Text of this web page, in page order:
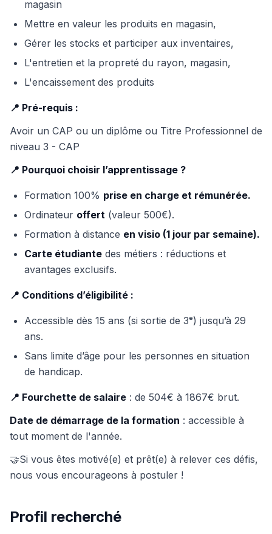
magasin
Mettre en valeur les produits en magasin,
Gérer les stocks et participer aux inventaires,
L'entretien et la propreté du rayon, magasin,
L'encaissement des produits
📍 Pré-requis :
Avoir un CAP ou un diplôme ou Titre Professionnel de
niveau 3 - CAP
📍 Pourquoi choisir l’apprentissage ?
Formation 100% prise en charge et rémunérée.
Ordinateur offert (valeur 500€).
Formation à distance en visio (1 jour par semaine).
Carte étudiante des métiers : réductions et
avantages exclusifs.
📍 Conditions d’éligibilité :
Accessible dès 15 ans (si sortie de 3ᵉ) jusqu’à 29
ans.
Sans limite d’âge pour les personnes en situation
de handicap.
📍 Fourchette de salaire : de 504€ à 1867€ brut.
Date de démarrage de la formation : accessible à
tout moment de l'année.
🤝Si vous êtes motivé(e) et prêt(e) à relever ces défis,
nous vous encourageons à postuler !
Profil recherché